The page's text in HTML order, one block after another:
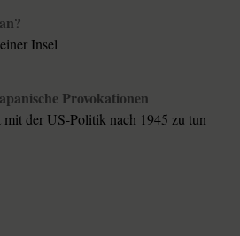
Insel
Manöver, japanische Provokationen
der US-Politik nach 1945 zu tun